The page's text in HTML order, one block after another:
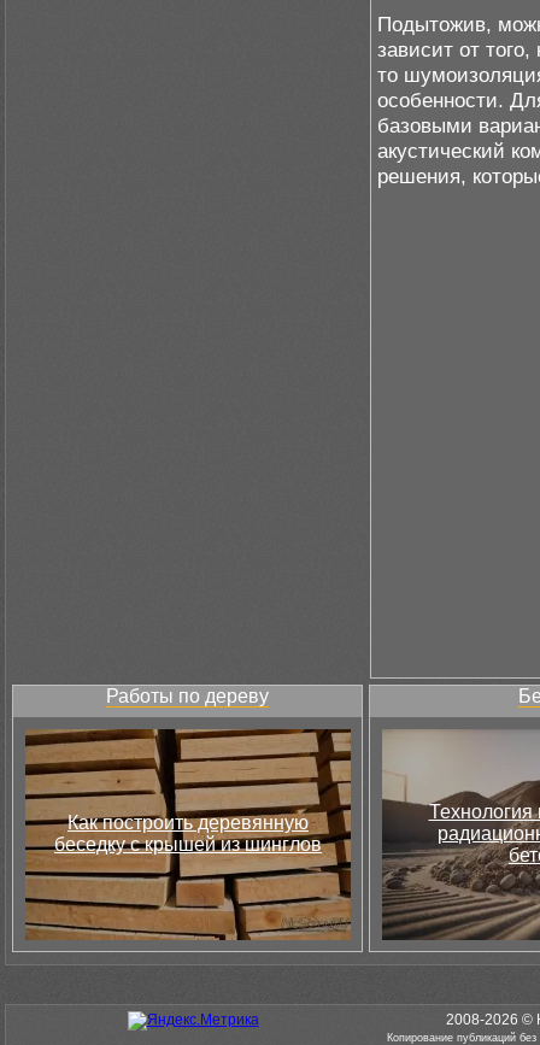
Подытожив,
зависит от
то
особенности.
базовыми
акустический
решения,
Работы по дереву
Как построить деревянную
беседку с крышей из шинглов
Технология
2008-2026 ©
Копирование публикаций